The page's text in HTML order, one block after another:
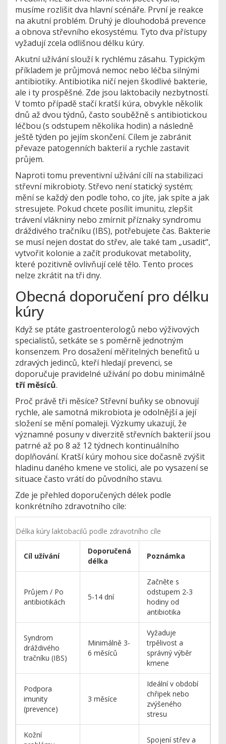
musíme rozlišit dva hlavní scénáře. První je reakce
na akutní problém. Druhý je dlouhodobá prevence
a obnova střevního ekosystému. Tyto dva přístupy
vyžadují zcela odlišnou délku kúry.
Akutní užíváníslouží k rychlému zásahu. Typickým
příkladem je průjmová nemoc nebo léčba silnými
antibiotiky. Antibiotika ničí nejen škodlivé bakterie,
ale i ty prospěšné. Zde jsou laktobacily nezbytností.
V tomto případě stačí kratší kúra, obvykle několik
dnů až dvou týdnů, často souběžně s antibiotickou
léčbou (s odstupem několika hodin) a následně
ještě týden po jejím skončení. Cílem je zabránit
převaze patogenních bakterií a rychle zastavit
průjem.
Naproti tomu preventivní užívánícílí na stabilizaci
střevní mikrobioty. Střevo není statický systém;
mění se každý den podle toho, co jíte, jak spíte a jak
stresujete. Pokud chcete posílit imunitu, zlepšit
trávení vlákniny nebo zmírnit příznaky syndromu
dráždivého tračníku (IBS), potřebujete čas. Bakterie
se musí nejen dostat do střev, ale také tam „usadit“,
vytvořit kolonie a začít produkovat metabolity,
které pozitivně ovlivňují celé tělo. Tento proces
nelze zkrátit na tři dny.
Obecná doporučení pro délku
kúry
Když se ptáte gastroenterologů nebo výživových
specialistů, setkáte se s poměrně jednotným
konsenzem. Pro dosažení měřitelných benefitů u
zdravých jedinců, kteří hledají prevenci, se
doporučuje pravidelné užívání po dobu minimálně
tří měsíců.
Proč právě tři měsíce? Střevní buňky se obnovují
rychle, ale samotná mikrobiota je odolnější a její
složení se mění pomaleji. Výzkumy ukazují, že
významné posuny v diverzitě střevních bakterií jsou
patrné až po 8 až 12 týdnech kontinuálního
doplňování. Kratší kúry mohou sice dočasně zvýšit
hladinu daného kmene ve stolici, ale po vysazení se
situace často vrátí do původního stavu.
Zde je přehled doporučených délek podle
konkrétního zdravotního cíle:
Délka kúry laktobacilů podle zdravotního cíle
Cíl užívání
Doporučená
délka
Poznámka
Průjem / Po
antibiotikách
5-14 dní
Začněte s
odstupem 2-3
hodiny od
antibiotika
Syndrom
dráždivého
tračníku (IBS)
Minimálně 3-
6 měsíců
Vyžaduje
trpělivost a
správný výběr
kmene
Podpora
imunity
(prevence)
3 měsíce
Ideální v období
chřipek nebo
zvýšeného
stresu
Kožní
Spojení střev a